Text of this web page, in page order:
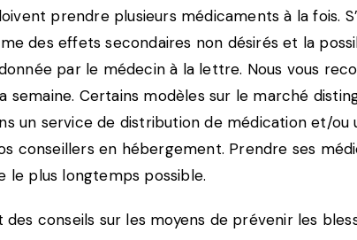
prendre plusieurs médicaments à la fois.
des effets secondaires non désirés et la
par le médecin à la lettre. Nous vous
semaine. Certains modèles sur le marché
un service de distribution de médication et/
conseillers en hébergement. Prendre ses
plus longtemps possible.
des conseils sur les moyens de prévenir les